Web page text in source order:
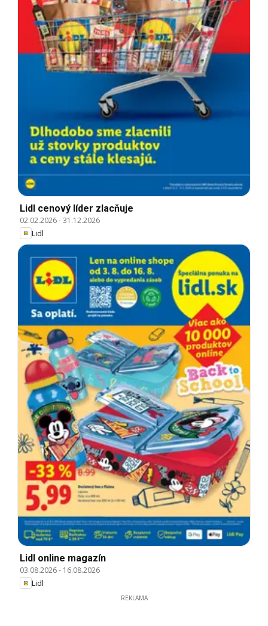
Lidl cenový líder zlacňuje
02.02.2026-31.12.2026
Lidl
Lidl online magazín
03.08.2026- 16.08.2026
Lidl
REKLAMA